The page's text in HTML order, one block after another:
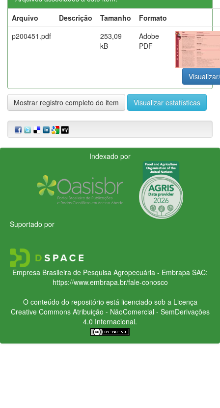
Arquivo
Descrição Tamanho
Formato
p200451.pdf
253,09
kB
Adobe
PDF
Mostrar registro completo do item Visualizar estatísticas
Indexado por
Suportado por
Empresa Brasileira de Pesquisa Agropecuária - Embrapa SAC:
https://www.embrapa.br/fale-conosco
O conteúdo do repositório está licenciado sob a Licença
Creative CommonsAtribuição - NãoComercial - SemDerivações
4.0 Internacional.